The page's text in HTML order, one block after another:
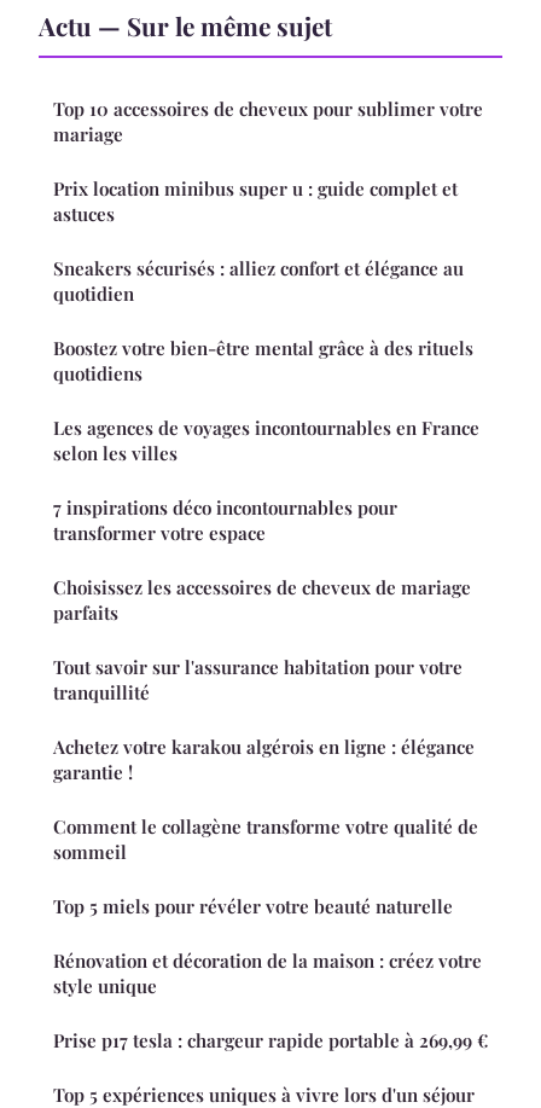
Actu — Sur le même sujet
Top 10 accessoires de cheveux pour sublimer votre
mariage
Prix location minibus super u : guide complet et
astuces
Sneakers sécurisés : alliez confort et élégance au
quotidien
Boostez votre bien-être mental grâce à des rituels
quotidiens
Les agences de voyages incontournables en France
selon les villes
7 inspirations déco incontournables pour
transformer votre espace
Choisissez les accessoires de cheveux de mariage
parfaits
Tout savoir sur l'assurance habitation pour votre
tranquillité
Achetez votre karakou algérois en ligne : élégance
garantie !
Comment le collagène transforme votre qualité de
sommeil
Top 5 miels pour révéler votre beauté naturelle
Rénovation et décoration de la maison : créez votre
style unique
Prise p17 tesla : chargeur rapide portable à 269,99 €
Top 5 expériences uniques à vivre lors d'un séjour